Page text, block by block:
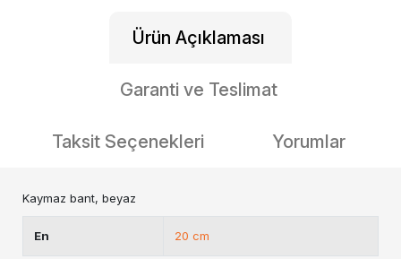
Ürün Açıklaması
Garanti ve Teslimat
Taksit Seçenekleri Yorumlar
Kaymaz bant, beyaz
En 20 cm